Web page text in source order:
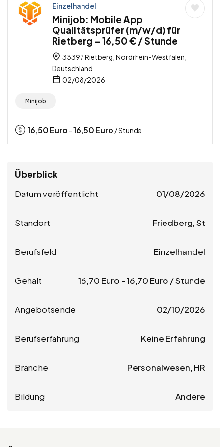
Einzelhandel
Minijob: Mobile App
Qualitätsprüfer (m/w/d) für
Rietberg – 16,50 € / Stunde
33397 Rietberg, Nordrhein-Westfalen,
Deutschland
02/08/2026
Minijob
16,50Euro -16,50Euro / Stunde
Überblick
Datum veröffentlicht 01/08/2026
Standort Friedberg, St
Berufsfeld Einzelhandel
Gehalt 16,70 Euro -16,70 Euro / Stunde
Angebotsende 02/10/2026
Berufserfahrung Keine Erfahrung
Branche Personalwesen, HR
Bildung Andere